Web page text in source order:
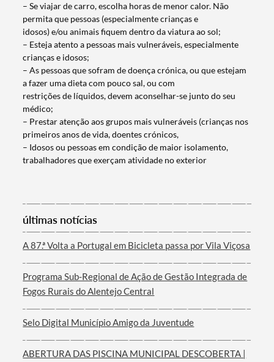
Termo de Pesquisa
Categorias gerais
Filtros
– Se viajar de carro, escolha horas de menor calor. Não
permita que pessoas (especialmente crianças e
idosos) e/ou animais fiquem dentro da viatura ao sol;
– Esteja atento a pessoas mais vulneráveis, especialmente
crianças e idosos;
– As pessoas que sofram de doença crónica, ou que estejam
a fazer uma dieta com pouco sal, ou com
restrições de líquidos, devem aconselhar-se junto do seu
médico;
– Prestar atenção aos grupos mais vulneráveis (crianças nos
primeiros anos de vida, doentes crónicos,
– Idosos ou pessoas em condição de maior isolamento,
trabalhadores que exerçam atividade no exterior
últimas notícias
A 87.ª Volta a Portugal em Bicicleta passa por Vila Viçosa
Programa Sub-Regional de Ação de Gestão Integrada de
Fogos Rurais do Alentejo Central
Selo Digital Município Amigo da Juventude
ABERTURA DAS PISCINA MUNICIPAL DESCOBERTA |